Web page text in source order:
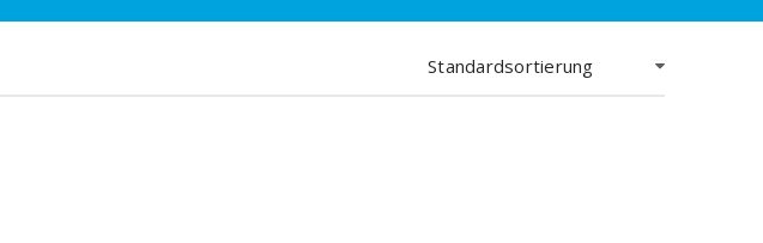
Standardsortierung